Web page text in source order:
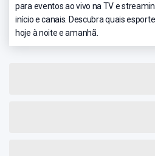
para eventos ao vivo na TV e
início e canais. Descubra quais
hoje à noite e amanhã.